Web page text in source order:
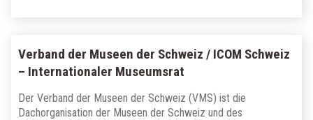
Verband der Museen der Schweiz / ICOM Schweiz
– Internationaler Museumsrat
Der Verband der Museen der Schweiz (VMS) ist die
Dachorganisation der Museen der Schweiz und des